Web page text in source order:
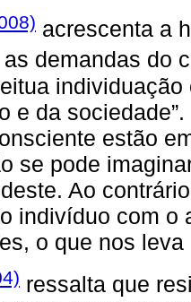
acrescenta a
demandas do
e da
estão
se pode
Ao
indivíduo com o
o que nos
ressalta que